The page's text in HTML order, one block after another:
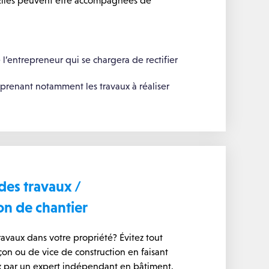
qui se chargera de rectifier
notamment les travaux à réaliser
travaux /
de chantier
dans votre propriété? Évitez tout
ou de vice de construction en faisant
par un expert indépendant en bâtiment.